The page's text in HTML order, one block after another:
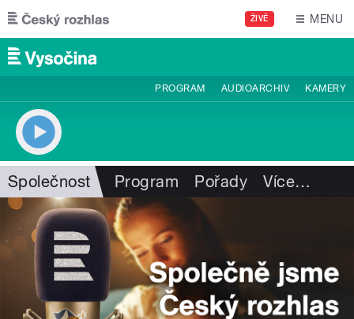
Přejít k hlavnímu obsahu
ŽIVĚ MENU
PROGRAM AUDIOARCHIV KAMERY
Společnost Program Pořady Více…